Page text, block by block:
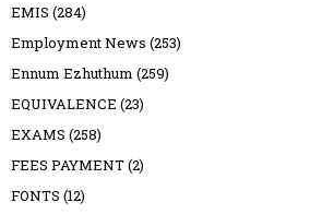
EMIS (284)
Employment News (253)
Ennum Ezhuthum (259)
EQUIVALENCE (23)
EXAMS (258)
FEES PAYMENT(2)
FONTS (12)